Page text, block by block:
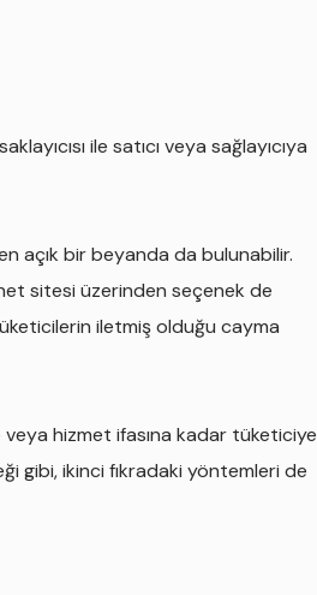
ile satıcı veya sağlayıcıya
açık bir beyanda da bulunabilir.
sitesi üzerinden seçenek de
iletmiş olduğu cayma
veya hizmet ifasına kadar tüketiciye
gibi, ikinci fıkradaki yöntemleri de